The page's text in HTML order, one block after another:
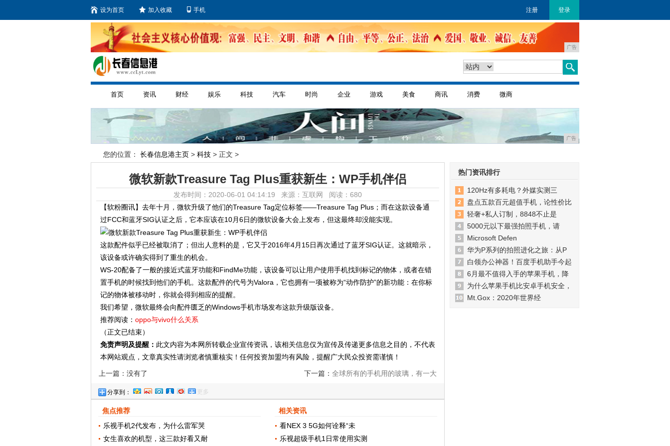
设为首页 加入收藏 手机 注册 登录
广告
首页 资讯 财经 娱乐 科技 汽车 时尚 企业 游戏 美食 商讯 消费 微商
广告
您的位置： 长春信息港主页 > 科技 > 正文 >
微软新款Treasure Tag Plus重获新生：WP手机伴侣
发布时间：2020-06-01 04:14:19 来源：互联网 阅读：680
【软粉圈讯】去年十月，微软升级了他们的Treasure Tag定位标签——Treasure Tag Plus；而在这款设备通
过FCC和蓝牙SIG认证之后，它本应该在10月6日的微软设备大会上发布，但这最终却没能实现。
这款配件似乎已经被取消了；但出人意料的是，它又于2016年4月15日再次通过了蓝牙SIG认证。这就暗示，
该设备或许确实得到了重生的机会。
WS-20配备了一般的接近式蓝牙功能和FindMe功能，该设备可以让用户使用手机找到标记的物体，或者在错
置手机的时候找到他们的手机。这款配件的代号为Valora，它也拥有一项被称为“动作防护”的新功能：在你标
记的物体被移动时，你就会得到相应的提醒。
我们希望，微软最终会向配件匮乏的Windows手机市场发布这款升级版设备。
推荐阅读： oppo与vivo什么关系
（正文已结束）
免责声明及提醒： 此文内容为本网所转载企业宣传资讯，该相关信息仅为宣传及传递更多信息之目的，不代表
本网站观点，文章真实性请浏览者慎重核实！任何投资加盟均有风险，提醒广大民众投资需谨慎！
上一篇：没有了 下一篇： 全球所有的手机用的玻璃，有一大
分享到： 更多
焦点推荐
乐视手机2代发布，为什么雷军哭
女生喜欢的机型，这三款好看又耐
相关资讯
看NEX 3 5G如何诠释“未
乐视超级手机1日常使用实测
热门资讯排行
120Hz有多耗电？外媒实测三
盘点五款百元超值手机，论性价比
轻奢+私人订制，8848不止是
5000元以下最强拍照手机，请
Microsoft Defen
华为P系列的拍照进化之旅：从P
白领办公神器！百度手机助手今起
6月最不值得入手的苹果手机，降
为什么苹果手机比安卓手机安全，
Mt.Gox：2020年世界经